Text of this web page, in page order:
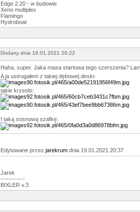
Edge 2.20 - w budowie
Xeno multiplex
Flamingo
Hydroboat
Dodany dnia 19.01.2021 20:22
Haha, super. Jaka masa startowa tego szerszenia?
A ja ustrugałem z takiej dębowej deski:
takie krzesło:
I taką sosnową szafkę:
Edytowane przez jarekrum dnia 19.01.2021 20:37
Jarek
------------
BIXLER v.3